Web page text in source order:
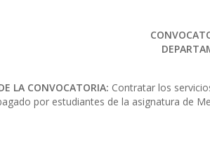
LA CONVOCATORIA: Contratar los
por estudiantes de la asignatura de